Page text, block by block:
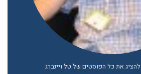
להציג את כל הפוסטים של טל ויינברג